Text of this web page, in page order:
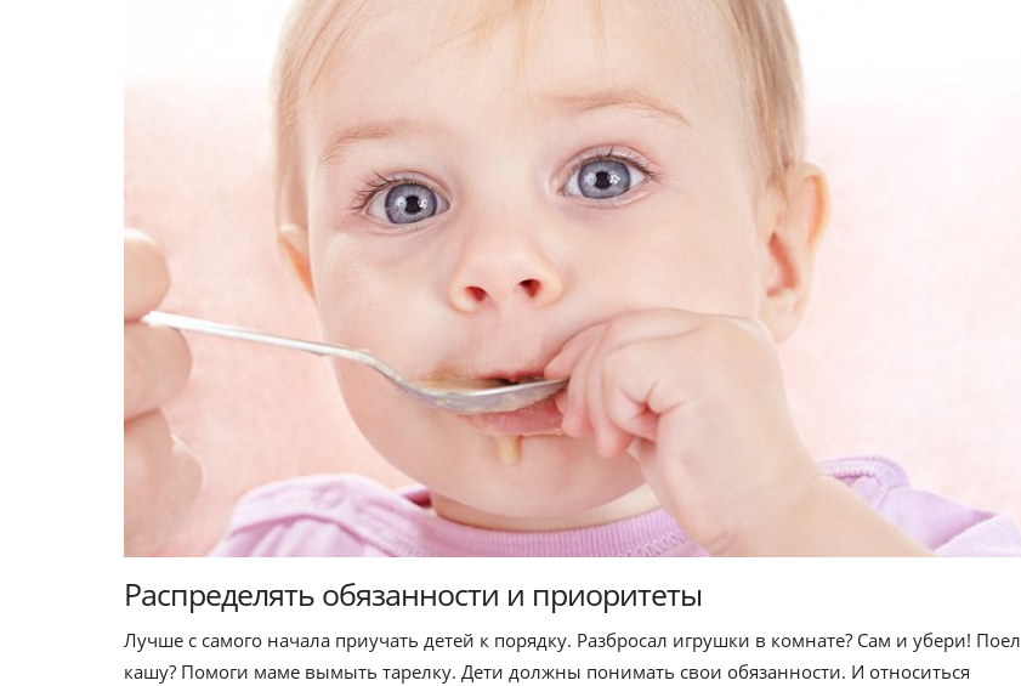
Распределять обязанности и приоритеты
Лучше с самого начала приучать детей к порядку. Разбросал игрушки в комнате? Сам и убери! Поел
кашу? Помоги маме вымыть тарелку. Дети должны понимать свои обязанности. И относиться